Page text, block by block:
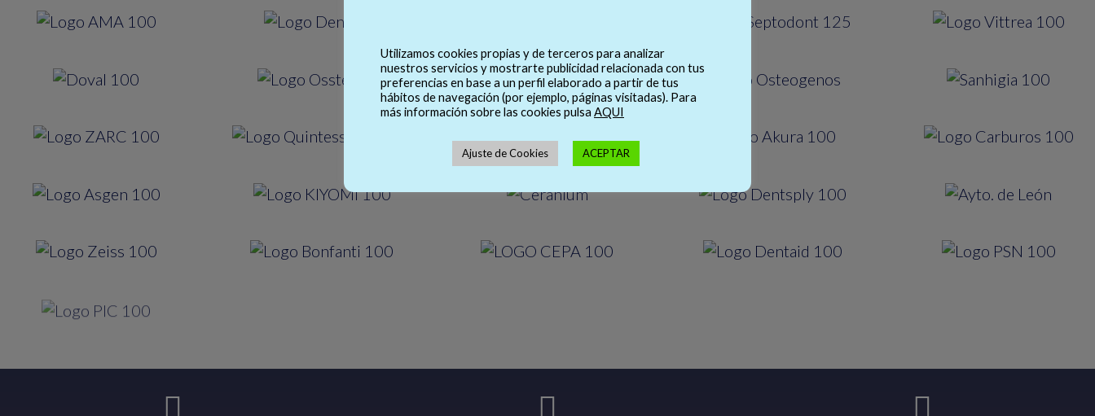
Utilizamos cookies propias y de terceros para analizar
nuestros servicios y mostrarte publicidad relacionada con tus
preferencias en base a un perfil elaborado a partir de tus
hábitos de navegación (por ejemplo, páginas visitadas). Para
más información sobre las cookies pulsa AQUI
Ajuste de Cookies ACEPTAR